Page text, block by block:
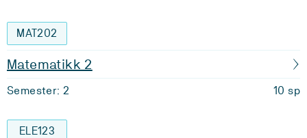
MAT202
Matematikk 2
Semester: 2 10 sp
ELE123